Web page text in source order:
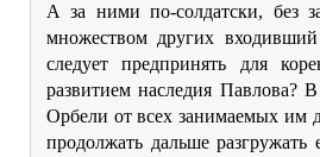
А за ними по-солдатски, без
множеством других
следует предпринять для
развитием наследия Павлова?
Орбели от всех занимаемых им
продолжать дальше